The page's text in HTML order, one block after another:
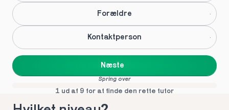
Forældre
Kontaktperson
Næste
Spring over
1 ud af 9 for at finde den rette tutor